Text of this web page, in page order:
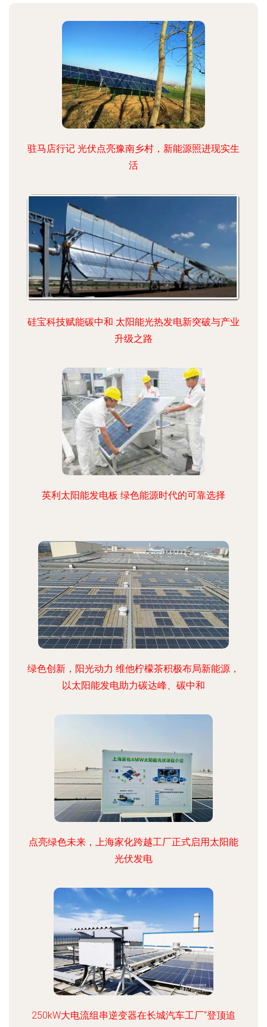
驻马店行记 光伏点亮豫南乡村，新能源照进现实生
活
硅宝科技赋能碳中和 太阳能光热发电新突破与产业
升级之路
英利太阳能发电板 绿色能源时代的可靠选择
绿色创新，阳光动力 维他柠檬茶积极布局新能源，
以太阳能发电助力碳达峰、碳中和
点亮绿色未来，上海家化跨越工厂正式启用太阳能
光伏发电
250kW大电流组串逆变器在长城汽车工厂“登顶追